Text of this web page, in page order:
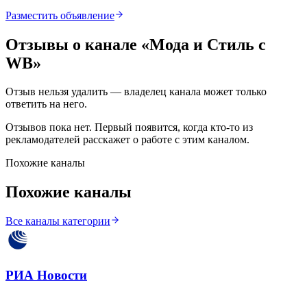
Разместить объявление
Отзывы о канале «Мода и Стиль с
WB»
Отзыв нельзя удалить — владелец канала может только
ответить на него.
Отзывов пока нет. Первый появится, когда кто-то из
рекламодателей расскажет о работе с этим каналом.
Похожие каналы
Похожие каналы
Все каналы категории
РИА Новости